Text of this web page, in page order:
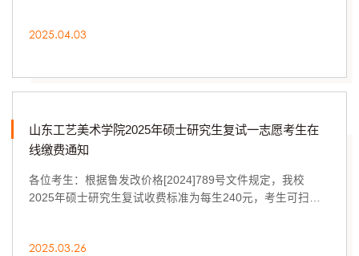
2025.04.03
山东工艺美术学院2025年硕士研究生复试一志愿考生在
线缴费通知
各位考生：根据鲁发改价格[2024]789号文件规定，我校
2025年硕士研究生复试收费标准为每生240元，考生可扫描
2025.03.26